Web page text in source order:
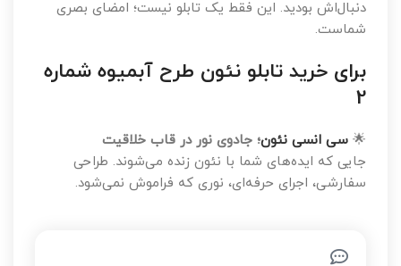
دنبال‌اش بودید. این فقط یک تابلو نیست؛ امضای بصری
شماست.
برای خرید تابلو نئون طرح آبمیوه شماره
2
🌟 سی انسی نئون؛ جادوی نور در قاب خلاقیت
جایی که ایده‌های شما با نئون زنده می‌شوند. طراحی
سفارشی، اجرای حرفه‌ای، نوری که فراموش نمی‌شود.